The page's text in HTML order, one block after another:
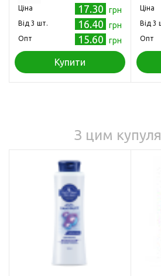
Ціна 17.30 грн
Від 3 шт. 16.40 грн
Опт 15.60 грн
Купити
Ціна
Від 3
Опт
З цим